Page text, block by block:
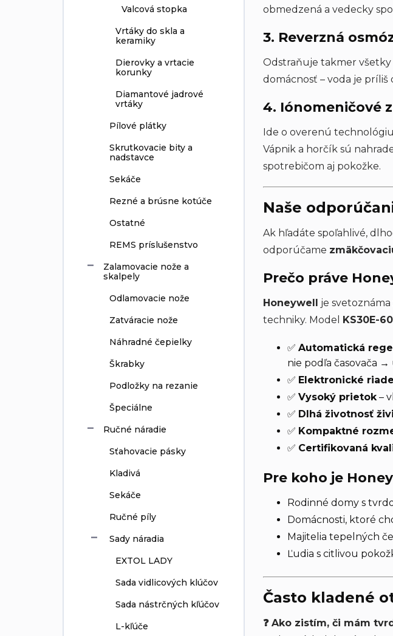
Valcová stopka
Vrtáky do skla a
keramiky
Dierovky a vrtacie
korunky
Diamantové jadrové
vrtáky
Pílové plátky
Skrutkovacie bity a
nadstavce
Sekáče
Rezné a brúsne kotúče
Ostatné
REMS príslušenstvo
Zalamovacie nože a
skalpely
Odlamovacie nože
Zatváracie nože
Náhradné čepielky
Škrabky
Podložky na rezanie
Špeciálne
Ručné náradie
Sťahovacie pásky
Kladivá
Sekáče
Ručné píly
Sady náradia
EXTOL LADY
Sada vidlicových klúčov
Sada nástrčných kľúčov
L-kľúče
obmedzená a vedecky
3. Reverzná
Odstraňuje takmer všetky
domácnosť – voda je príliš
4. Iónomeničové
Ide o overenú
Vápnik a horčík sú
spotrebičom aj pokožke.
Naše
Ak hľadáte spoľahlivé,
odporúčame
Prečo práve
Honeywell je
techniky. Model KS30E-60
✅ Automatická
nie podľa časovača
✅ Elektronické
✅ Vysoký prietok–
✅ Dlhá životnosť
✅ Kompaktné
✅ Certifikovaná
Pre koho je
Rodinné domy s
Domácnosti, ktoré
Majitelia tepelných
Ľudia s citlivou
Často kladené
❓ Ako zistím, či mám